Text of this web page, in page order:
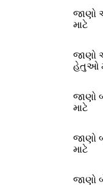
જાણો
માટે
જાણો
હેતુઓ
જાણો
માટે
જાણો
માટે
જાણો